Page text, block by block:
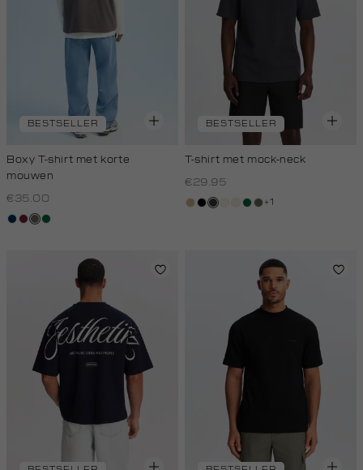
BESTSELLER
Boxy T-shirt met korte
mouwen
€35.00
donkerblauw
bordeaux
lichtbruin
donkergroen
BESTSELLER
T-shirt met mock-neck
€29.95
tanzwart
grijs,
kit,donkergroen
lichtbruin
+1